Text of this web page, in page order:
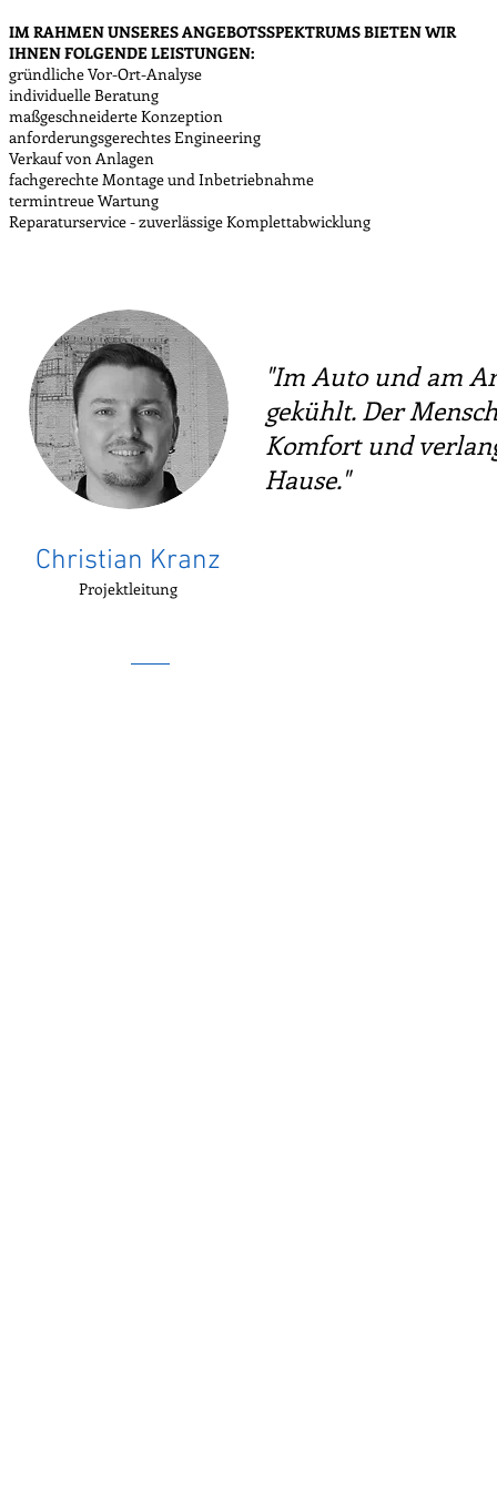
IM RAHMEN UNSERES ANGEBOTSSPEKTRUMS BIETEN WIR
IHNEN FOLGENDE LEISTUNGEN:
gründliche Vor-Ort-Analyse
individuelle Beratung
maßgeschneiderte Konzeption
anforderungsgerechtes Engineering
Verkauf von Anlagen
fachgerechte Montage und Inbetriebnahme
termintreue Wartung
Reparaturservice - zuverlässige Komplettabwicklung
"Im Auto und am
gekühlt. Der
Komfort und
Hause."
Christian Kranz
Projektleitung